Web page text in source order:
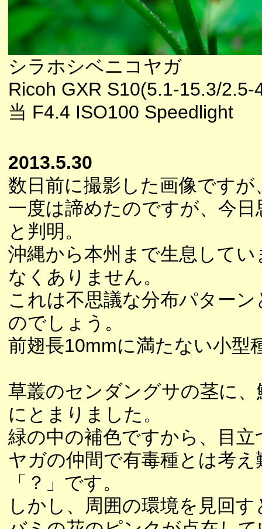
シラホシベニコヤガ
Ricoh GXR S10(5.1-15.3/2.5-
当 F4.4 ISO100 Speedlight
2013.5.30
数日前に撮影した画像です
一度は諦めたのですが、今
と判明。
沖縄から本州まで生息して
なくありません。
これは不思議な分布パター
のでしょう。
前翅長10mmに満たない小型
草叢のセンダングサの茎に
にとまりました。
緑の中の補色ですから、目
ヤガの仲間で有毒種とは考
「？」です。
しかし、周囲の環境を見回